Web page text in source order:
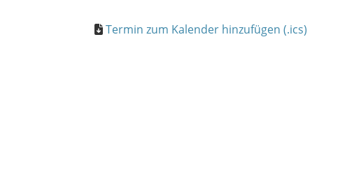
Termin zum Kalender hinzufügen (.ics)